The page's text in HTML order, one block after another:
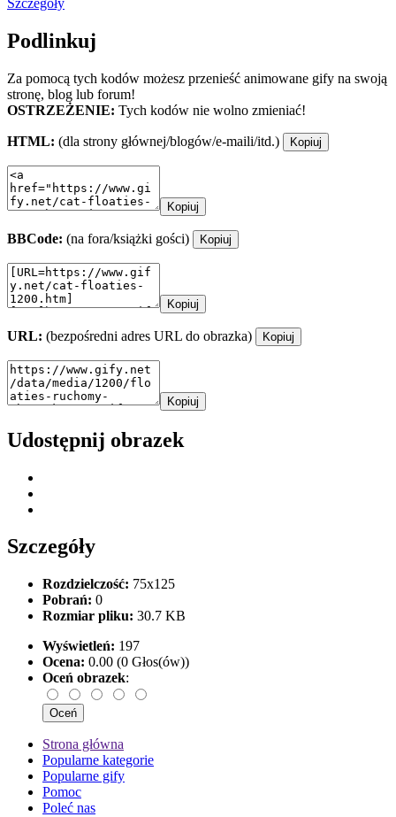
Podlinkuj
Za pomocą tych kodów możesz przenieść animowane gify na swoją
stronę, blog lub forum!
OSTRZEŻENIE: Tych kodów nie wolno zmieniać!
HTML: (dla strony głównej/blogów/e-maili/itd.) Kopiuj
Kopiuj
BBCode: (na fora/książki gości) Kopiuj
Kopiuj
URL: (bezpośredni adres URL do obrazka) Kopiuj
Kopiuj
Udostępnij obrazek
Szczegóły
Rozdzielczość: 75x125
Pobrań: 0
Rozmiar pliku: 30.7 KB
Wyświetleń: 197
Ocena: 0.00 (0 Głos(ów))
Oceń obrazek:
Strona główna
Popularne kategorie
Popularne gify
Pomoc
Poleć nas